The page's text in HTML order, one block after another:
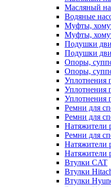
Масляный
Водяные
Муфты,
Муфты,
Подушки
Подушки
Опоры,
Опоры,
Уплотнения
Уплотнения
Уплотнения
Ремни для
Ремни для
Натяжители
Ремни для
Натяжители
Натяжители
Втулки CAT
Втулки
Втулки